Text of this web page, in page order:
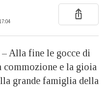
Alla fine le gocce di
commozione e la gioia
grande famiglia della